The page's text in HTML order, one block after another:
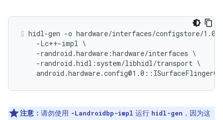
hidl-gen -o hardware/interfaces/configstore/
    -Lc++-impl \
    -randroid.hardware:hardware/interfaces \
    -randroid.hidl:system/libhidl/transport \
注意： 请勿使用 -Landroidbp-impl 运行 hidl-gen ，因为这